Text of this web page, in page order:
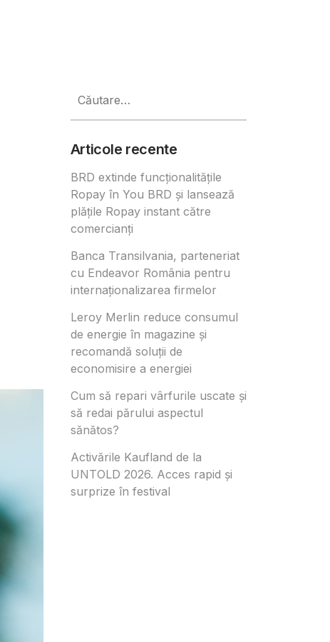
după:
Articole recente
BRD extinde funcționalitățile
Ropay în You BRD și lansează
plățile Ropay instant către
comercianți
Banca Transilvania, parteneriat
cu Endeavor România pentru
internaționalizarea firmelor
Leroy Merlin reduce consumul
de energie în magazine și
recomandă soluții de
economisire a energiei
Cum să repari vârfurile uscate și
să redai părului aspectul
sănătos?
Activările Kaufland de la
UNTOLD 2026. Acces rapid și
surprize în festival